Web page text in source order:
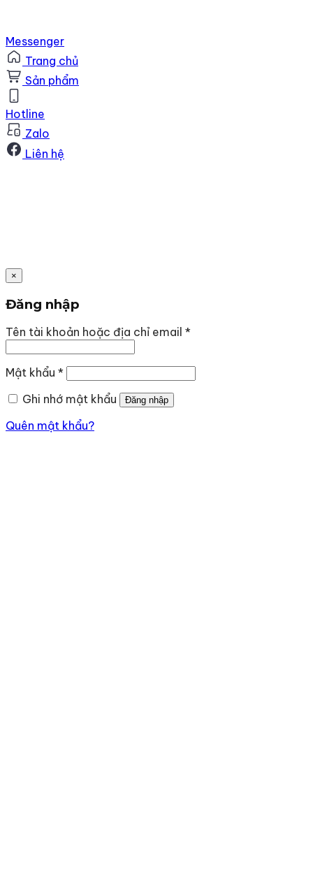
Messenger
Trang chủ
Sản phẩm
Hotline
Zalo
Liên hệ
×
Đăng nhập
Tên tài khoản hoặc địa chỉ email *Bắt
Mật khẩu *Bắt
Ghi nhớ mật khẩu
Đăng nhập
Quên mật khẩu?